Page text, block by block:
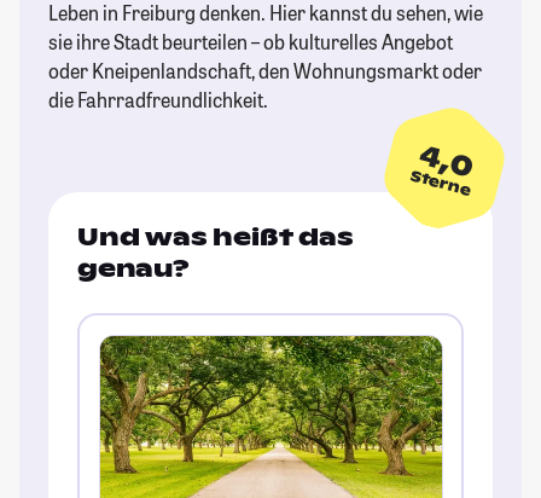
Leben in Freiburg denken. Hier kannst du sehen, wie
sie ihre Stadt beurteilen – ob kulturelles Angebot
oder Kneipenlandschaft, den Wohnungsmarkt oder
die Fahrradfreundlichkeit.
4,0
Sterne
Und was heißt das
genau?